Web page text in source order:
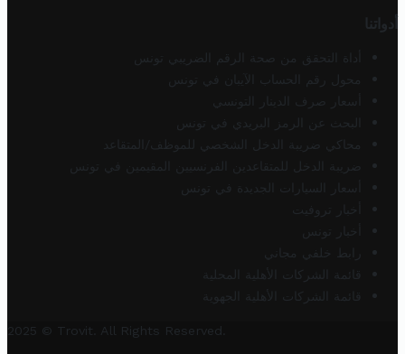
أدواتنا
أداة التحقق من صحة الرقم الضريبي تونس
محول رقم الحساب الآيبان في تونس
أسعار صرف الدينار التونسي
البحث عن الرمز البريدي في تونس
محاكي ضريبة الدخل الشخصي للموظف/المتقاعد
ضريبة الدخل للمتقاعدين الفرنسيين المقيمين في تونس
أسعار السيارات الجديدة في تونس
أخبار تروفيت
أخبار تونس
رابط خلفي مجاني
قائمة الشركات الأهلية المحلية
قائمة الشركات الأهلية الجهوية
2025 © Trovit. All Rights Reserved.